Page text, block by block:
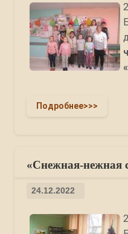
Подробнее>>>
«Снежная-нежная
24.12.2022